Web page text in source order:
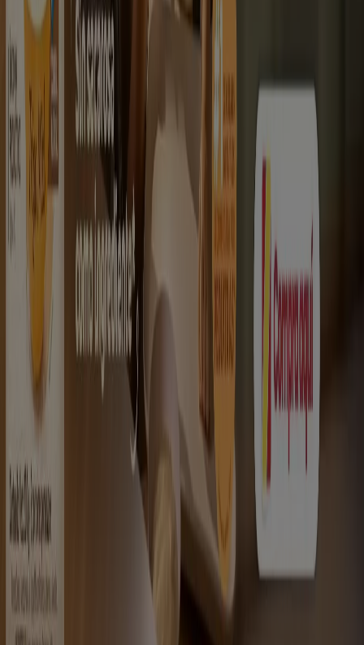
Tiendeo forma parte de Shopfully, la empresa
tecnológica que está reinventando las compras locales
en todo el mundo.
Tiendeo
¿Qué hacemos?
Soluciones para empresas
Noticias y prensa
Trabaja con nosotros
Contáctanos
Contacto comercial y de marketing
Tienda mal colocada en el mapa
Notificar un folleto
¿Encontraste un problema en la web o en la
Índices
Marcas
Marcas locales
Negocios
Productos